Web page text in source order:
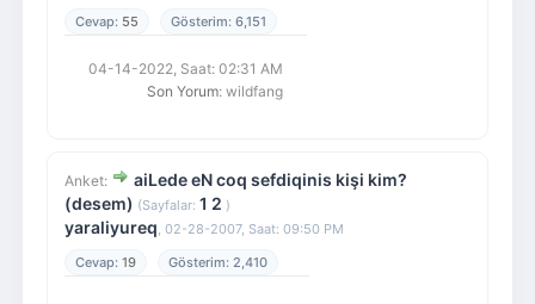
55
6,151
04-14-2022, Saat: 02:31 AM
Son Yorum: wildfang
Anket:
aiLede eN coq sefdiqinis kişi kim?
(desem) (Sayfalar: 1 2 )
yaraliyureq, 02-28-2007, Saat: 09:50 PM
19
2,410